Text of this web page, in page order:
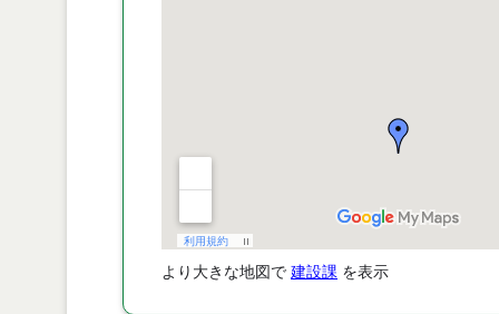
より大きな地図で 建設課 を表示